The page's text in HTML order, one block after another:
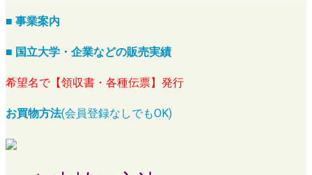
■ 事業案内
■ 国立大学・企業などの販売実績
希望名で【領収書・各種伝票】発行
お買物方法(会員登録なしでもOK)